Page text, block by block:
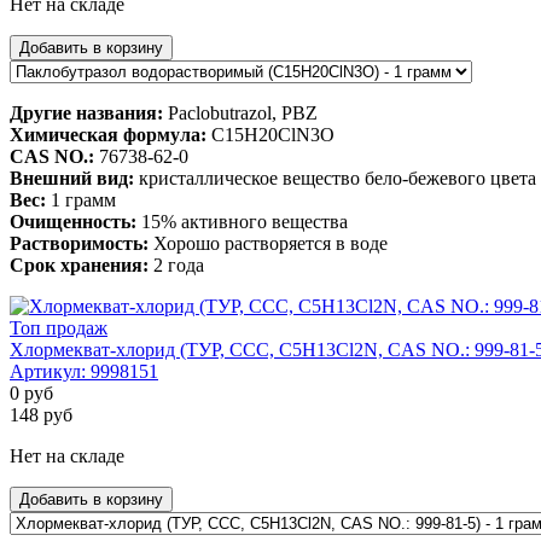
Добавить в корзину
Другие названия: Paclobutrazol, PBZ
Химическая формула: C15H20ClN3O
CAS NO.: 76738-62-0
Внешний вид: кристаллическое вещество бело-бежевого цвета
Вес: 1 грамм
Очищенность: 15% активного вещества
Растворимость: Хорошо растворяется в воде
Срок хранения: 2 года
Топ продаж
Хлормекват-хлорид (ТУР, ССС, C5H13Cl2N, CAS NO.: 999-81-
Артикул: 9998151
0 руб
148 руб
Нет на складе
Добавить в корзину